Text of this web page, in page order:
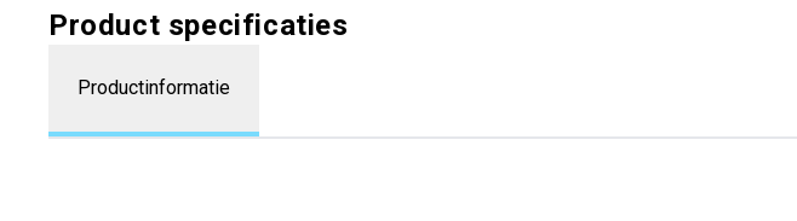
Product specificaties
Productinformatie